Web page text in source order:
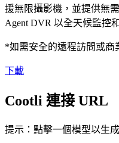
援無限攝影機，並提供無
Agent DVR 以全天候監控
*如需安全的遠程訪問或商
下載
Cootli 連接 URL
提示：點擊一個模型以生